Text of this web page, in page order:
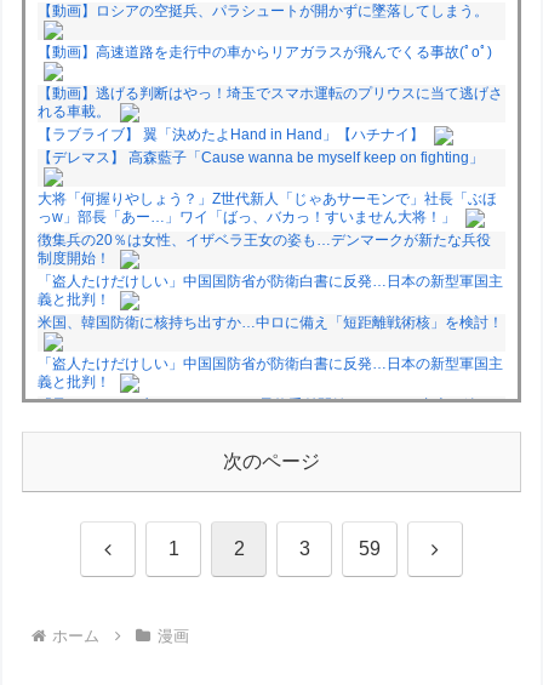
【動画】ロシアの空挺兵、パラシュートが開かずに墜落してしまう。
【動画】高速道路を走行中の車からリアガラスが飛んでくる事故(ﾟoﾟ)
【動画】逃げる判断はやっ！埼玉でスマホ運転のプリウスに当て逃げさ
れる車載。
【ラブライブ】 翼「決めたよHand in Hand」【ハチナイ】
【デレマス】 高森藍子「Cause wanna be myself keep on fighting」
大将「何握りやしょう？」Z世代新人「じゃあサーモンで」社長「ぶほ
っw」部長「あー…」ワイ「ばっ、バカっ！すいません大将！」
徴集兵の20％は女性、イザベラ王女の姿も…デンマークが新たな兵役
制度開始！
「盗人たけだけしい」中国国防省が防衛白書に反発…日本の新型軍国主
義と批判！
米国、韓国防衛に核持ち出すか…中ロに備え「短距離戦術核」を検討！
「盗人たけだけしい」中国国防省が防衛白書に反発…日本の新型軍国主
義と批判！
「君たちはどう生きるか」Blu-ray予約受付開始！アフレコ台本や絵コ
★【ワートリ】今月新発売!!第27巻まとめ【コメント欄まとめます】
験㊳」【コメント欄まとめます】【しばらく固定記事です】
★【ワートリ】風間隊3人≒忍田単騎くらいのイメージかな
次のページ
前 1 2 3 59 次
ホーム 漫画